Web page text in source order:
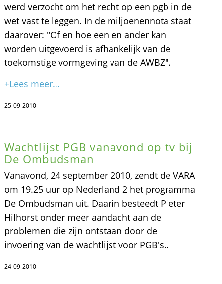
werd verzocht om het recht op een pgb in de
wet vast te leggen. In de miljoenennota staat
daarover: "Of en hoe een en ander kan
worden uitgevoerd is afhankelijk van de
toekomstige vormgeving van de AWBZ".
+Lees meer...
25-09-2010
Wachtlijst PGB vanavond op tv bij
De Ombudsman
Vanavond, 24 september 2010, zendt de VARA
om 19.25 uur op Nederland 2 het programma
De Ombudsman uit. Daarin besteedt Pieter
Hilhorst onder meer aandacht aan de
problemen die zijn ontstaan door de
invoering van de wachtlijst voor PGB's..
24-09-2010